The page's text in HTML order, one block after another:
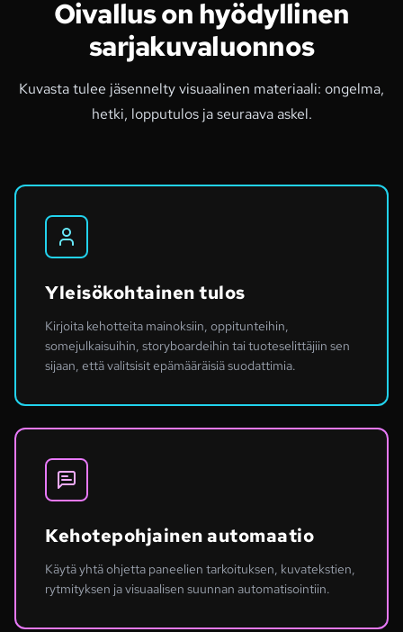
Oivallus on hyödyllinen
sarjakuvaluonnos
Kuvasta tulee jäsennelty visuaalinen materiaali: ongelma,
hetki, lopputulos ja seuraava askel.
Yleisökohtainen tulos
Kirjoita kehotteita mainoksiin, oppitunteihin,
somejulkaisuihin, storyboardeihin tai tuoteselittäjiin sen
sijaan, että valitsisit epämääräisiä suodattimia.
Kehotepohjainen automaatio
Käytä yhtä ohjetta paneelien tarkoituksen, kuvatekstien,
rytmityksen ja visuaalisen suunnan automatisointiin.